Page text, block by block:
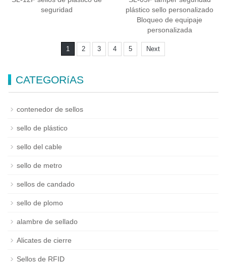
seguridad
plástico sello personalizado
Bloqueo de equipaje
personalizada
1 2 3 4 5 Next
CATEGORíAS
contenedor de sellos
sello de plástico
sello del cable
sello de metro
sellos de candado
sello de plomo
alambre de sellado
Alicates de cierre
Sellos de RFID